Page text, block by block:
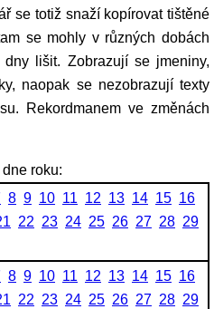
se totiž snaží kopírovat tištěné
se mohly v různých dobách
lišit. Zobrazují se jmeniny,
naopak se nezobrazují texty
Rekordmanem ve změnách
roku:
8 9 10 11 12 13 14 15 16
22 23 24 25 26 27 28 29
8 9 10 11 12 13 14 15 16
22 23 24 25 26 27 28 29